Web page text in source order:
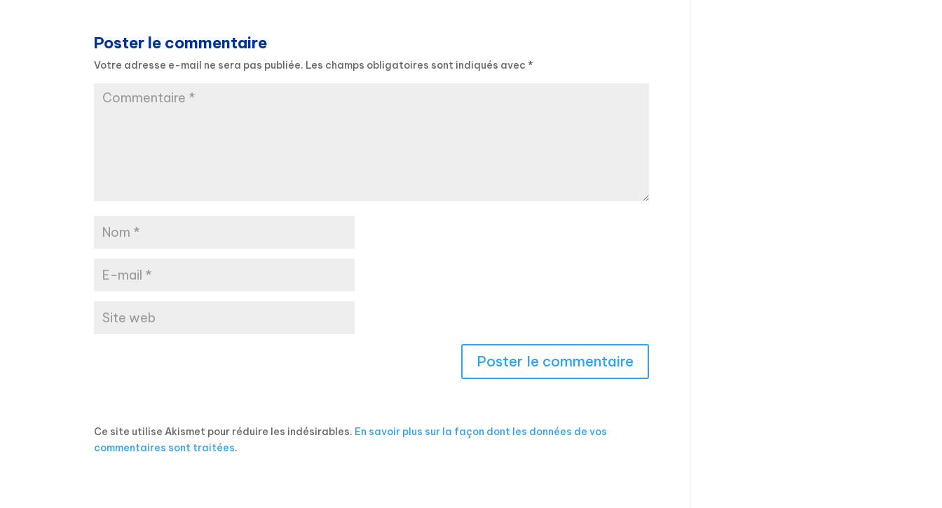
Poster le commentaire
Votre adresse e-mail ne sera pas publiée. Les champs obligatoires sont indiqués avec*
Ce site utilise Akismet pour réduire les indésirables. En savoir plus sur la façon dont les données de vos
commentaires sont traitées.